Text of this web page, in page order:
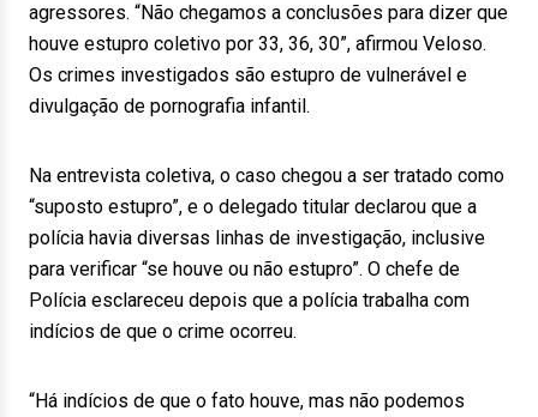
agressores. “Não chegamos a conclusões para dizer que
houve estupro coletivo por 33, 36, 30”, afirmou Veloso.
Os crimes investigados são estupro de vulnerável e
divulgação de pornografia infantil.
Na entrevista coletiva, o caso chegou a ser tratado como
“suposto estupro”, e o delegado titular declarou que a
polícia havia diversas linhas de investigação, inclusive
para verificar “se houve ou não estupro”. O chefe de
Polícia esclareceu depois que a polícia trabalha com
indícios de que o crime ocorreu.
“Há indícios de que o fato houve, mas não podemos